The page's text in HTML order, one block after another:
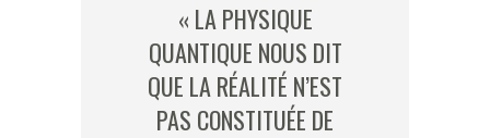
« LA PHYSIQUE
QUANTIQUE NOUS DIT
QUE LA RÉALITÉ N’EST
PAS CONSTITUÉE DE